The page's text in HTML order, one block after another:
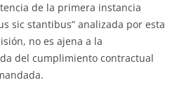
de la primera instancia
sic stantibus” analizada por esta
no es ajena a la
del cumplimiento contractual